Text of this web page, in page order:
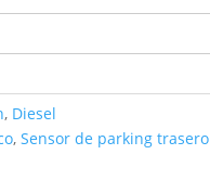
, Diesel
,Sensor de parking trasero